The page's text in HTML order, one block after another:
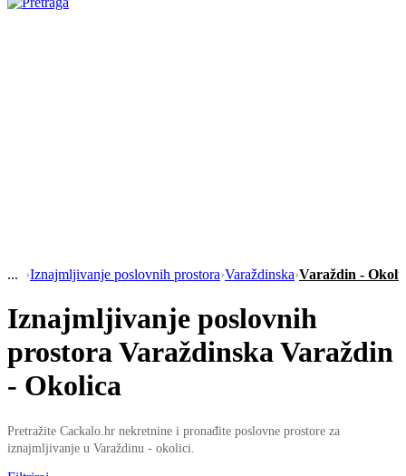
›Iznajmljivanje poslovnih prostora›Varaždinska›Varaždin -
Iznajmljivanje poslovnih
prostora Varaždinska Varaždin
- Okolica
Pretražite Cackalo.hr nekretnine i pronađite poslovne prostore za
iznajmljivanje u Varaždinu - okolici.